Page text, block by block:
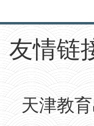
友情链
天津教